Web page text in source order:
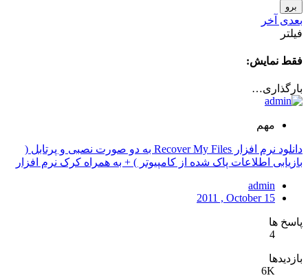
برو
بعدی آخر
فیلتر
فقط نمایش:
بارگذاری…
مهم
دانلود نرم افزار Recover My Files به دو صورت نصبی و پرتابل (
بازیابی اطلاعات پاک شده از کامپیوتر ) + به همراه کرک نرم افزار
admin
2011 , October 15
پاسخ ها
4
بازدیدها
6K